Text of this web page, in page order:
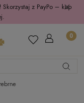
Skorzystaj z PayPo – kup